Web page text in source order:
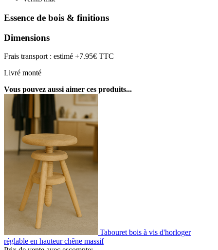
Essence de bois & finitions
Dimensions
Frais transport : estimé +7.95€ TTC
Livré monté
Vous pouvez aussi aimer ces produits...
Tabouret bois à vis d'horloger
réglable en hauteur chêne massif